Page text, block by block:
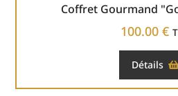
Coffret Gourmand
100.00 €
Détails